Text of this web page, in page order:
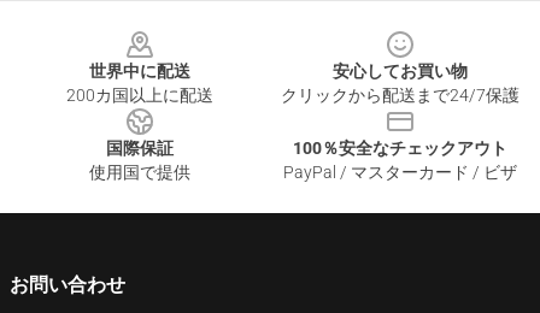
世界中に配送
200カ国以上に配送
安心してお買い物
クリックから配送まで24/7保護
国際保証
使用国で提供
100％安全なチェックアウト
PayPal / マスターカード / ビザ
お問い合わせ